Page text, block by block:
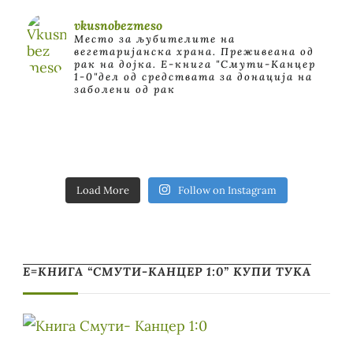
vkusnobezmeso
Место за љубителите на
вегетаријанска храна. Преживеана од
рак на дојка. E-книга "Смути-Канцер
1-0"дел од средствата за донација на
заболени од рак
Load More Follow on Instagram
Е=КНИГА “СМУТИ-КАНЦЕР 1:0” КУПИ ТУКА